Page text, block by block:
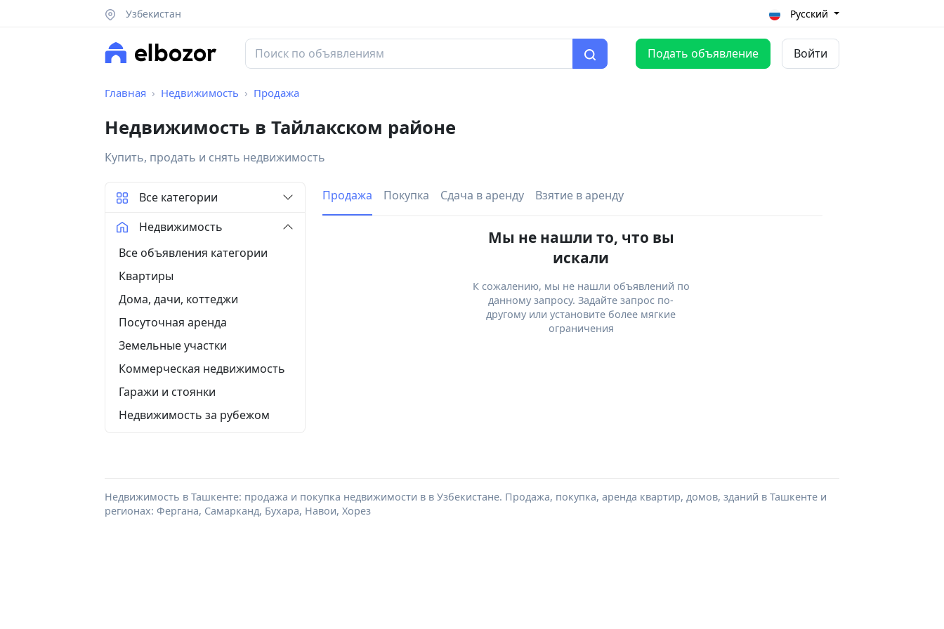
Узбекистан Русский
Подать объявление Войти
Главная Недвижимость Продажа
Недвижимость в Тайлакском районе
Купить, продать и снять недвижимость
Продажа Покупка Сдача в аренду Взятие в аренду
Мы не нашли то, что вы
искали
К сожалению, мы не нашли объявлений по
данному запросу. Задайте запрос по-
другому или установите более мягкие
ограничения
Все категории
Недвижимость
Все объявления категории
Квартиры
Дома, дачи, коттеджи
Посуточная аренда
Земельные участки
Коммерческая недвижимость
Гаражи и стоянки
Недвижимость за рубежом
Недвижимость в Ташкенте: продажа и покупка недвижимости в в Узбекистане. Продажа, покупка, аренда квартир, домов, зданий в Ташкенте и
регионах: Фергана, Самарканд, Бухара, Навои, Хорез